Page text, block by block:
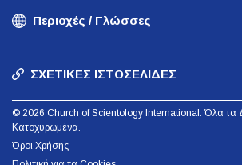
Περιοχές / Γλώσσες
ΣΧΕΤΙΚΕΣ ΙΣΤΟΣΕΛΙΔΕΣ
© 2026 Church of Scientology International. Όλα τα
Κατοχυρωμένα.
Όροι Χρήσης